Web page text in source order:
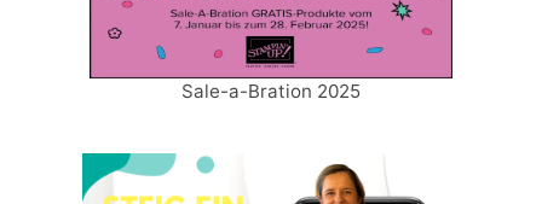
Sale-a-Bration 2025